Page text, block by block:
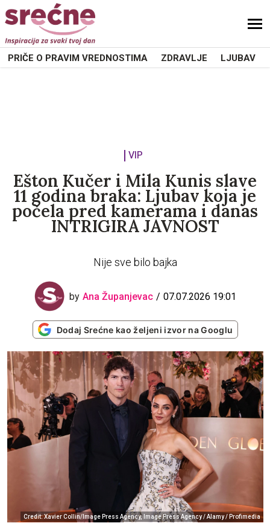
PRIČE O PRAVIM VREDNOSTIMA ZDRAVLJE LJUBAV
VIP
Ešton Kučer i Mila Kunis slave
11 godina braka: Ljubav koja je
počela pred kamerama i danas
INTRIGIRA JAVNOST
Nije sve bilo bajka
by Ana Županjevac 07.07.2026 19:01
Dodaj Srećne kao željeni izvor na Googlu
Credit: Xavier Collin/Image Press Agency, Image Press Agency / Alamy / Profimedia